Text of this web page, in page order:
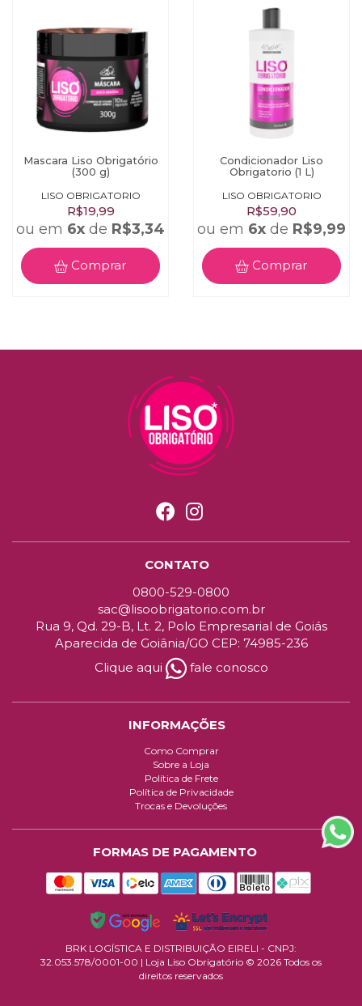
lesionado. Em contato com os olhos, lavar com água em
o uso e consulte seu médico. Mantenha fora do alcance das
crianças e animais. Mantenha o produto em local seco, fresco e ao
abrigo de luz. Não armazenar em temperatura superior a 40º C.
Dicas
Use a linha completa e obtenha excelentes resultados.
Mascara Liso Obrigatório
(300 g)
LISO OBRIGATORIO
R$19,99
ou em 6x de R$3,34
Comprar
Condicionador Liso
Obrigatorio (1 L)
LISO OBRIGATORIO
R$59,90
ou em 6x de R$9,99
Comprar
CONTATO
0800-529-0800
sac@lisoobrigatorio.com.br
Rua 9, Qd. 29-B, Lt. 2, Polo Empresarial de Goiás
Aparecida de Goiânia/GO CEP: 74985-236
Clique aqui
fale conosco
INFORMAÇÕES
Como Comprar
Sobre a Loja
Política de Frete
Política de Privacidade
Trocas e Devoluções
FORMAS DE PAGAMENTO
BRK LOGÍSTICA E DISTRIBUIÇÃO EIRELI - CNPJ:
32.053.578/0001-00 | Loja Liso Obrigatório © 2026 Todos os
direitos reservados